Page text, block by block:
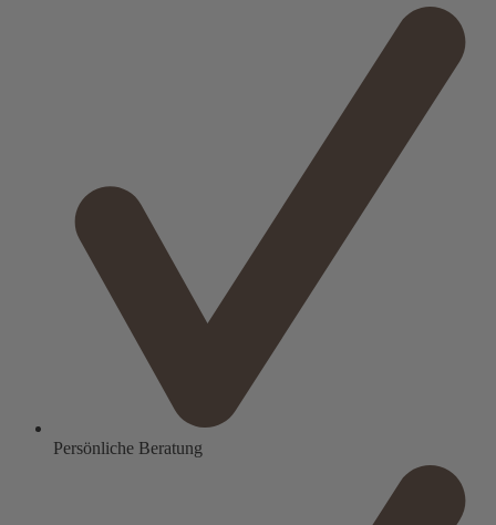
Persönliche Beratung